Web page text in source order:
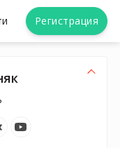
Регистрация